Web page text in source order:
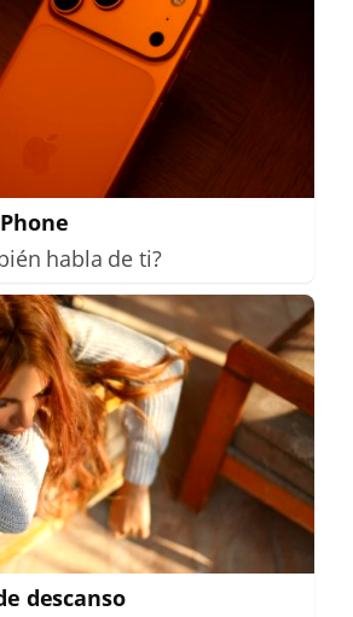
habla de ti?
descanso